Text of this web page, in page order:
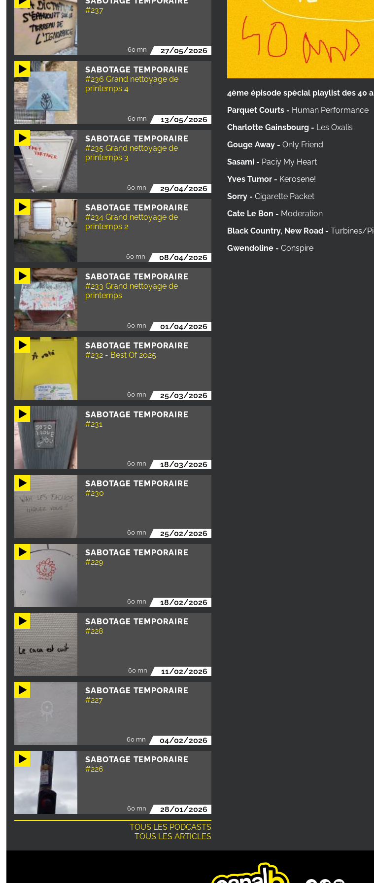
#237
60 mn 27/05/2026
SABOTAGE TEMPORAIRE
#236 Grand nettoyage de
printemps 4
60 mn 13/05/2026
SABOTAGE TEMPORAIRE
#235 Grand nettoyage de
printemps 3
60 mn 29/04/2026
SABOTAGE TEMPORAIRE
#234 Grand nettoyage de
printemps 2
60 mn 08/04/2026
SABOTAGE TEMPORAIRE
#233 Grand nettoyage de
printemps
60 mn 01/04/2026
SABOTAGE TEMPORAIRE
#232 - Best Of 2025
60 mn 25/03/2026
SABOTAGE TEMPORAIRE
#231
60 mn 18/03/2026
SABOTAGE TEMPORAIRE
#230
60 mn 25/02/2026
SABOTAGE TEMPORAIRE
#229
60 mn 18/02/2026
SABOTAGE TEMPORAIRE
#228
60 mn 11/02/2026
SABOTAGE TEMPORAIRE
#227
60 mn 04/02/2026
SABOTAGE TEMPORAIRE
#226
60 mn
28/01/2026
TOUS LES PODCASTS
TOUS LES ARTICLES
4ème épisode spécial playlist des 40
Parquet Courts - Human Performance
Charlotte Gainsbourg - Les Oxalis
Gouge Away -Only Friend
Sasami - Paciy My Heart
Yves Tumor - Kerosene!
Sorry -Cigarette Packet
Cate Le Bon - Moderation
Black Country, New Road -Turbines/
Gwendoline -Conspire